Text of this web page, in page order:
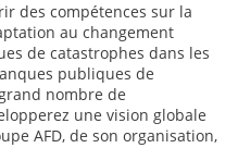
des compétences sur la
au changement
de catastrophes dans les
publiques de
nombre de
une vision globale
AFD, de son organisation,